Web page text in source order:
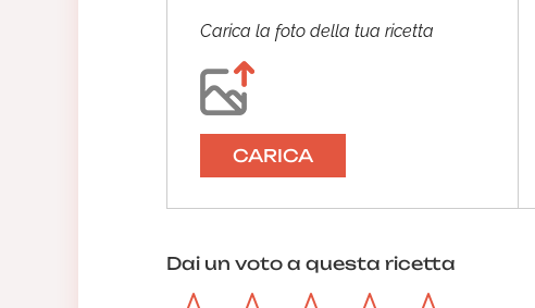
Carica la foto della tua ricetta
CARICA
Dai un voto a questa ricetta